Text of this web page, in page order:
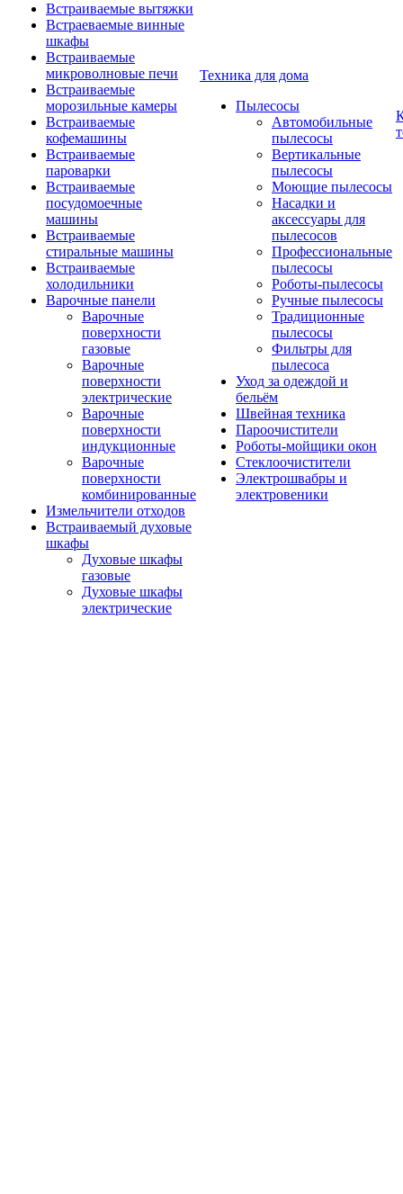
Встраиваемые вытяжки
Встраеваемые винные
шкафы
Встраиваемые
микроволновые печи
Встраиваемые
морозильные камеры
Встраиваемые
кофемашины
Встраиваемые
пароварки
Встраиваемые
посудомоечные
машины
Встраиваемые
стиральные машины
Встраиваемые
холодильники
Варочные панели
Варочные
поверхности
газовые
Варочные
поверхности
электрические
Варочные
поверхности
индукционные
Варочные
поверхности
комбинированные
Измельчители отходов
Встраиваемый духовые
шкафы
Духовые шкафы
газовые
Духовые шкафы
электрические
Техника для дома
Пылесосы
Автомобильные
пылесосы
Вертикальные
пылесосы
Моющие пылесосы
Насадки и
аксессуары для
пылесосов
Профессиональные
пылесосы
Роботы-пылесосы
Ручные пылесосы
Традиционные
пылесосы
Фильтры для
пылесоса
Уход за одеждой и
бельём
Швейная техника
Пароочистители
Роботы-мойщики окон
Стеклоочистители
Электрошвабры и
электровеники